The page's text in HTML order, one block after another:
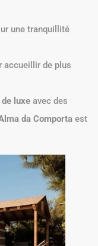
une tranquillité
accueillir de plus
luxe avec des
da Comporta est